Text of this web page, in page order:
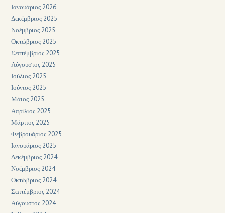
Ιανουάριος 2026
Δεκέμβριος 2025
Νοέμβριος 2025
Οκτώβριος 2025
Σεπτέμβριος 2025
Αύγουστος 2025
Ιούλιος 2025
Ιούνιος 2025
Μάιος 2025
Απρίλιος 2025
Μάρτιος 2025
Φεβρουάριος 2025
Ιανουάριος 2025
Δεκέμβριος 2024
Νοέμβριος 2024
Οκτώβριος 2024
Σεπτέμβριος 2024
Αύγουστος 2024